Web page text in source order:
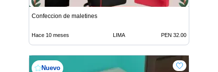
Confeccion de maletines
Hace 10 meses LIMA PEN 32.00
Nuevo